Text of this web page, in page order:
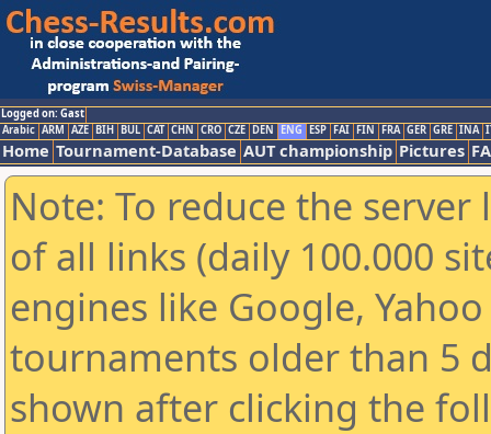
Logged on: Gast
Arabic ARM AZE BIH BUL CAT CHN CRO CZE DEN ENG ESP FAI FIN FRA GER GRE INA
Home Tournament-Database AUT championship Pictures
Note: To reduce the
of all links (daily 100.000
engines like Google,
tournaments older than 5
shown after clicking the